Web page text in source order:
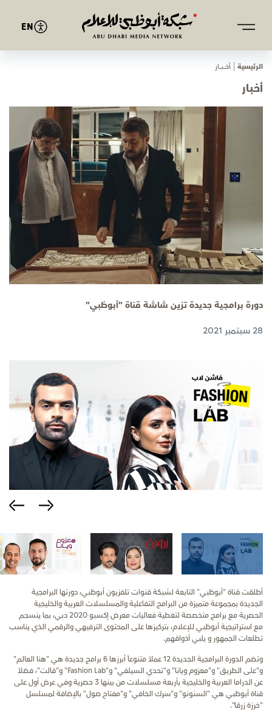
EN
الرئيسية ﺄﺧـــﺒـــﺎر
أخبار
دورة برامجية جديدة تزين شاشة قناة "أبوظبي"
28 سبتمبر 2021
أطلقت قناة "أبوظبي" التابعة لشبكة قنوات تلفزيون أبوظبي، دورتها البرامجية
الجديدة بمجموعة متميزة من البرامج التفاعلية والمسلسلات العربية والخليجية
الحصرية مع برامج متخصصة لتغطية فعاليات معرض إكسبو 2020 دبي، بما ينسجم
مع استراتيجية أبوظبي للإعلام، بتركيزها على المحتوى الترفيهي والرقمي الذي يناسب
تطلعات الجمهور و يلبي أذواقهم.
وتضم الدورة البرامجية الجديدة 12 عملاً متنوعاً أبرزها 6 برامج جديدة هي "هنا العالم"
و"على الطريق" و"معزوم ويانا" و"تحدي السيلفي" و"Fashion Lab" و"فالت"، فضلاً
عن الدراما العربية والخليجية بأربعة مسلسلات من بينها 3 حصرية وفي عرض أول على
قناة أبوظبي هي "السنونو" و"سرك الخافي" و"مفتاح صول" بالإضافة لمسلسل
"خرزة زرقا".